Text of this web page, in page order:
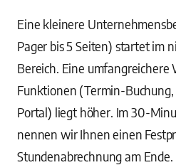
Eine kleinere
Pager bis 5 Seiten) startet im
Bereich. Eine umfangreichere
Funktionen (Termin-
Portal) liegt höher. Im 30-
nennen wir Ihnen einen
Stundenabrechnung am